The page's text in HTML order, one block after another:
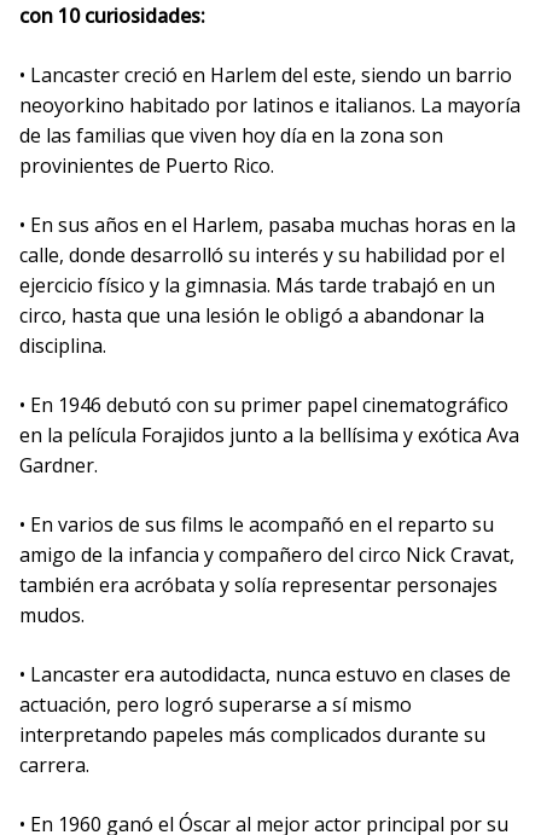
con 10 curiosidades:
• Lancaster creció en Harlem del este, siendo un barrio
neoyorkino habitado por latinos e italianos. La mayoría
de las familias que viven hoy día en la zona son
provinientes de Puerto Rico.
• En sus años en el Harlem, pasaba muchas horas en la
calle, donde desarrolló su interés y su habilidad por el
ejercicio físico y la gimnasia. Más tarde trabajó en un
circo, hasta que una lesión le obligó a abandonar la
disciplina.
• En 1946 debutó con su primer papel cinematográfico
en la película Forajidos junto a la bellísima y exótica Ava
Gardner.
• En varios de sus films le acompañó en el reparto su
amigo de la infancia y compañero del circo Nick Cravat,
también era acróbata y solía representar personajes
mudos.
• Lancaster era autodidacta, nunca estuvo en clases de
actuación, pero logró superarse a sí mismo
interpretando papeles más complicados durante su
carrera.
• En 1960 ganó el Óscar al mejor actor principal por su